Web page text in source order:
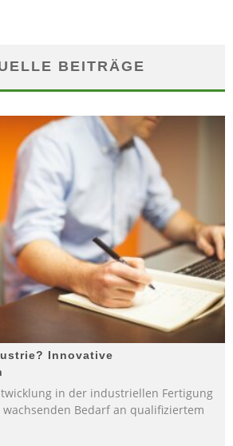
BEITRÄGE
Innovative
in der industriellen Fertigung
Bedarf an qualifiziertem